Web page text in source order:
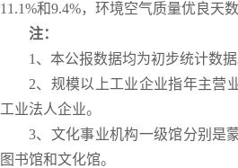
11.1%和9.4%，环境空气质量优良天数
注：
1、本公报数据均为初步统计数据
2、规模以上工业企业指年主营
工业法人企业。
3、文化事业机构一级馆分别是
图书馆和文化馆。